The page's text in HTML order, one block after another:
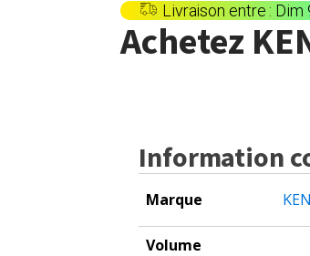
Livraison entre :
Achetez
Information
Marque
Volume